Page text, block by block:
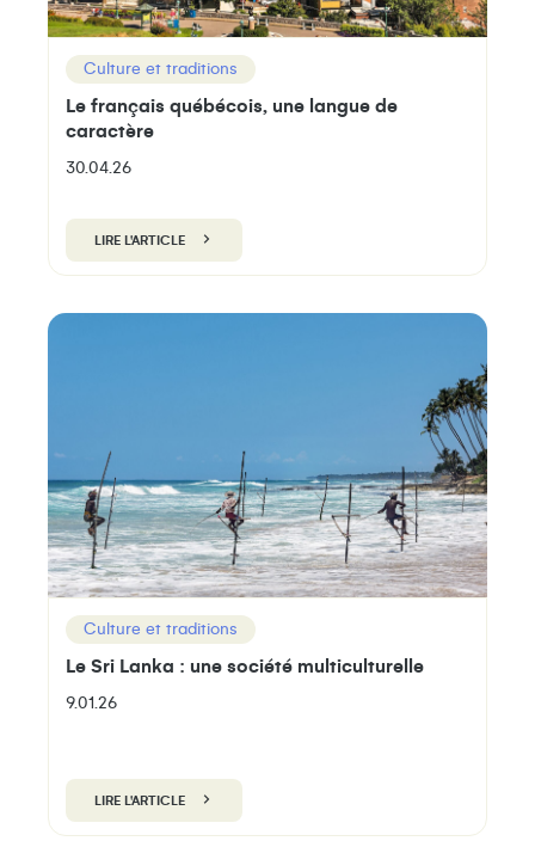
Culture et traditions
Le français québécois, une langue de
caractère
30.04.26
LIRE L'ARTICLE
Culture et traditions
Le Sri Lanka : une société multiculturelle
9.01.26
LIRE L'ARTICLE